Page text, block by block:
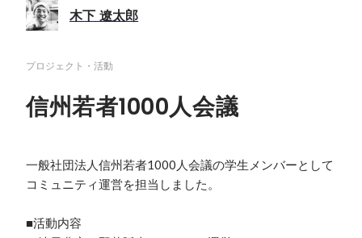
木下 遼太郎
プロジェクト・活動
信州若者1000人会議
一般社団法人信州若者1000人会議の学生メンバーとして
コミュニティ運営を担当しました。
■活動内容